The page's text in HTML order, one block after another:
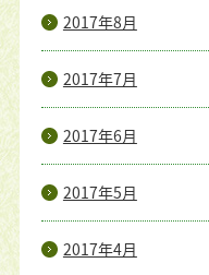
2017年8月
2017年7月
2017年6月
2017年5月
2017年4月